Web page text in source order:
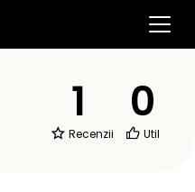
1
Recenzii
0
Util